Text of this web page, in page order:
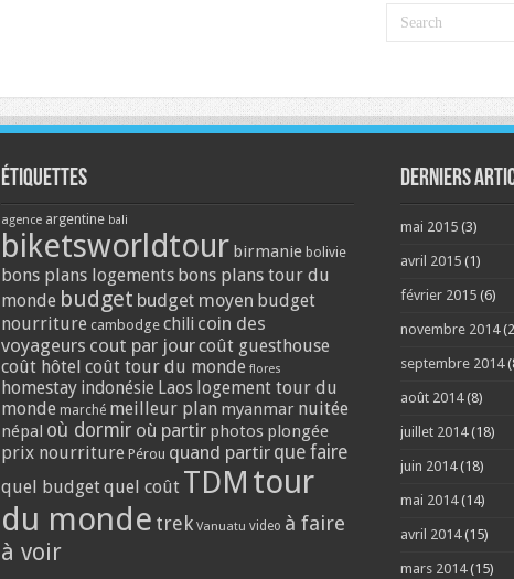
Étiquettes
agence argentine bali
biketsworldtour birmanie bolivie
bons plans logements bons plans tour du
monde budget budget moyen budget
nourriture cambodge chili coin des
voyageurs cout par jourcoût guesthouse
coût hôtel coût tour du monde flores
homestay indonésie Laos logement tour du
monde marché meilleur plan myanmar nuitée
népal où dormir où partir photos plongée
prix nourriture Pérou quand partir que faire
quel budgetquel coût TDM tour
du monde trek Vanuatu video à faire
à voir
Derniers
mai 2015 (3)
avril 2015 (1)
février 2015 (6)
novembre 2014
septembre 2014
août 2014(8)
juillet 2014(18)
juin 2014(18)
mai 2014(14)
avril 2014(15)
mars 2014(15)